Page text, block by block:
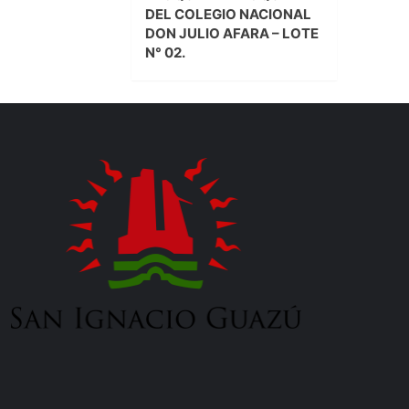
DEL COLEGIO NACIONAL
DON JULIO AFARA – LOTE
N° 02.